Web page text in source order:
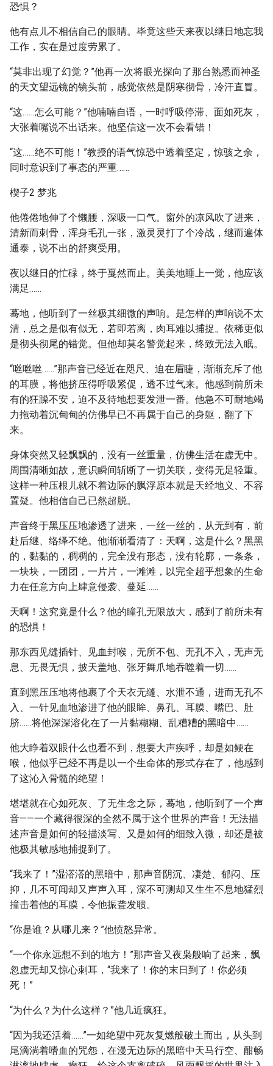
恐惧？
他有点儿不相信自己的眼睛。毕竟这些天来夜以继日地忘我
工作，实在是过度劳累了。
“莫非出现了幻觉？”他再一次将眼光探向了那台熟悉而神圣
的天文望远镜的镜头前，感觉依然是阴寒彻骨，冷汗直冒。
“这……怎么可能？”他喃喃自语，一时呼吸停滞、面如死灰，
大张着嘴说不出话来。他坚信这一次不会看错！
“这……绝不可能！”教授的语气惊恐中透着坚定，惊骇之余，
同时意识到了事态的严重……
楔子2 梦兆
他倦倦地伸了个懒腰，深吸一口气。窗外的凉风吹了进来，
清新而刺骨，浑身毛孔一张，激灵灵打了个冷战，继而遍体
通泰，说不出的舒爽受用。
夜以继日的忙碌，终于戛然而止。美美地睡上一觉，他应该
满足……
蓦地，他听到了一丝极其细微的声响。是怎样的声响说不太
清，总之是似有似无，若即若离，肉耳难以捕捉。依稀更似
是彻头彻尾的错觉。但他却莫名警觉起来，终致无法入眠。
“咝咝咝……”那声音已经近在咫尺、迫在眉睫，渐渐充斥了他
的耳膜，将他挤压得呼吸紧促，透不过气来。他感到前所未
有的狂躁不安，迫不及待地想要发泄一番。他急不可耐地竭
力拖动着沉甸甸的仿佛早已不再属于自己的身躯，翻了下
来。
身体突然又轻飘飘的，没有一丝重量，仿佛生活在虚无中。
周围清晰如故，意识瞬间斩断了一切关联，变得无足轻重。
这样一种压根儿就不着边际的飘浮原本就是天经地义、不容
置疑。他相信自己已然超脱。
声音终于黑压压地渗透了进来，一丝一丝的，从无到有，前
赴后继、络绎不绝。他渐渐看清了：天啊，这是什么？黑黑
的，黏黏的，稠稠的，完全没有形态，没有轮廓，一条条，
一块块，一团团，一片片，一滩滩，以完全超乎想象的生命
力在任意方向上肆意侵袭、蔓延……
天啊！这究竟是什么？他的瞳孔无限放大，感到了前所未有
的恐惧！
那东西见缝插针、见血封喉，无所不包、无孔不入，无声无
息、无畏无惧，披天盖地、张牙舞爪地吞噬着一切……
直到黑压压地将他裹了个天衣无缝、水泄不通，进而无孔不
入、一针见血地渗进了他的眼眸、鼻孔、耳膜、嘴巴、肚
脐……将他深深溶化在了一片黏糊糊、乱糟糟的黑暗中……
他大睁着双眼什么也看不到，想要大声疾呼，却是如鲠在
喉，他似乎已经不再是以一个生命体的形式存在了，他感到
了这沁入骨髓的绝望！
堪堪就在心如死灰、了无生念之际，蓦地，他听到了一个声
音——一个藏得很深的全然不属于这个世界的声音！无法描
述声音是如何的轻描淡写、又是如何的细致入微，却还是被
他极其敏感地捕捉到了。
“我来了！”湿溚溚的黑暗中，那声音阴沉、凄楚、郁闷、压
抑，几不可闻却又声声入耳，深不可测却又生生不息地猛烈
撞击着他的耳膜，令他振聋发聩。
“你是谁？从哪儿来？”他愤怒异常。
“一个你永远想不到的地方！”那声音又夜枭般响了起来，飘
忽虚无却又惊心刺耳，“我来了！你的末日到了！你必须
死！”
“为什么？为什么这样？”他几近疯狂。
“因为我还活着……”一如绝望中死灰复燃般破土而出，从头到
尾滴淌着嗜血的咒怨，在漫无边际的黑暗中天马行空、酣畅